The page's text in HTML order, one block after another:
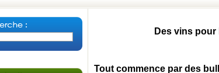
Des vins pour
Tout commence par des